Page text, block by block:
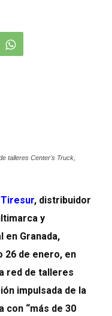
talleres Center's Truck,
Tiresur, distribuidor
y
en Granada,
26 de enero, en
red de talleres
impulsada de la
con “más de 30